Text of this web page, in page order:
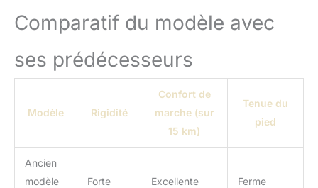
Comparatif du modèle avec
ses prédécesseurs
Modèle Rigidité
Confort de
marche (sur
15 km)
Tenue du
pied
Ancien
modèle
Forte Excellente Ferme